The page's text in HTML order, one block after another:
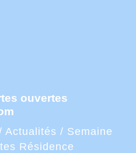
ouvertes
Actualités / Semaine
Résidence